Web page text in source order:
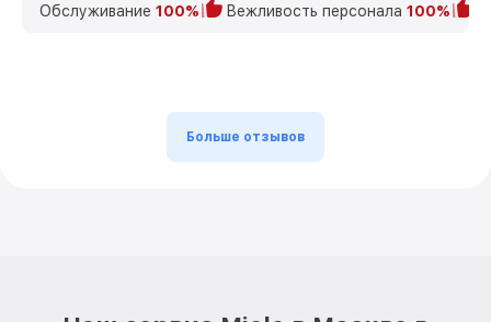
Обслуживание 100% Вежливость персонала 100%
Больше отзывов